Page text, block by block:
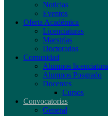
Noticias
Eventos
Oferta Académica
Licenciaturas
Maestrías
Doctorados
Comunidad
Alumnos licenciatura
Alumnos Posgrado
Docentes
Cursos
Convocatorias
General